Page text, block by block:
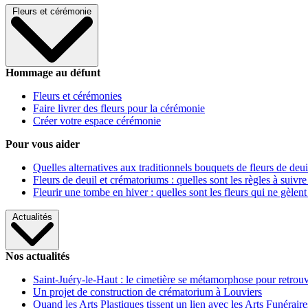
Fleurs et cérémonie
Hommage au défunt
Fleurs et cérémonies
Faire livrer des fleurs pour la cérémonie
Créer votre espace cérémonie
Pour vous aider
Quelles alternatives aux traditionnels bouquets de fleurs de
Fleurs de deuil et crématoriums : quelles sont les règles à
Fleurir une tombe en hiver : quelles sont les fleurs qui ne gèlent
Actualités
Nos actualités
Saint-Juéry-le-Haut : le cimetière se métamorphose pour
Un projet de construction de crématorium à Louviers
Quand les Arts Plastiques tissent un lien avec les Arts